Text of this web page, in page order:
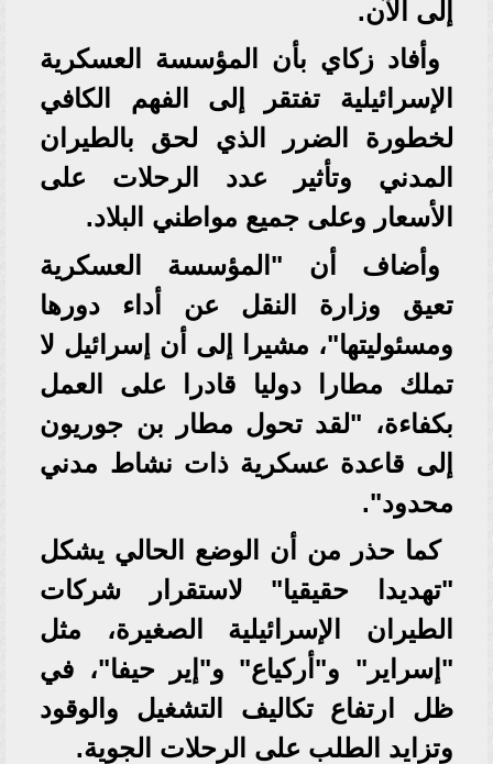
إلى الآن.
وأفاد زكاي بأن المؤسسة العسكرية
الإسرائيلية تفتقر إلى الفهم الكافي
لخطورة الضرر الذي لحق بالطيران
المدني وتأثير عدد الرحلات على
الأسعار وعلى جميع مواطني البلاد.
وأضاف أن "المؤسسة العسكرية
تعيق وزارة النقل عن أداء دورها
ومسئوليتها"، مشيرا إلى أن إسرائيل لا
تملك مطارا دوليا قادرا على العمل
بكفاءة، "لقد تحول مطار بن جوريون
إلى قاعدة عسكرية ذات نشاط مدني
محدود".
كما حذر من أن الوضع الحالي يشكل
"تهديدا حقيقيا" لاستقرار شركات
الطيران الإسرائيلية الصغيرة، مثل
"إسراير" و"أركياع" و"إير حيفا"، في
ظل ارتفاع تكاليف التشغيل والوقود
وتزايد الطلب على الرحلات الجوية.